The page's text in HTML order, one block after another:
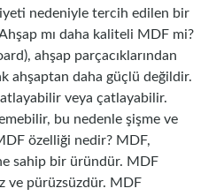
nedeniyle tercih edilen bir
mı daha kaliteli MDF mi?
ahşap parçacıklarından
ahşaptan daha güçlü değildir.
veya çatlayabilir.
bu nedenle şişme ve
özelliği nedir? MDF,
sahip bir üründür. MDF
ve pürüzsüzdür. MDF